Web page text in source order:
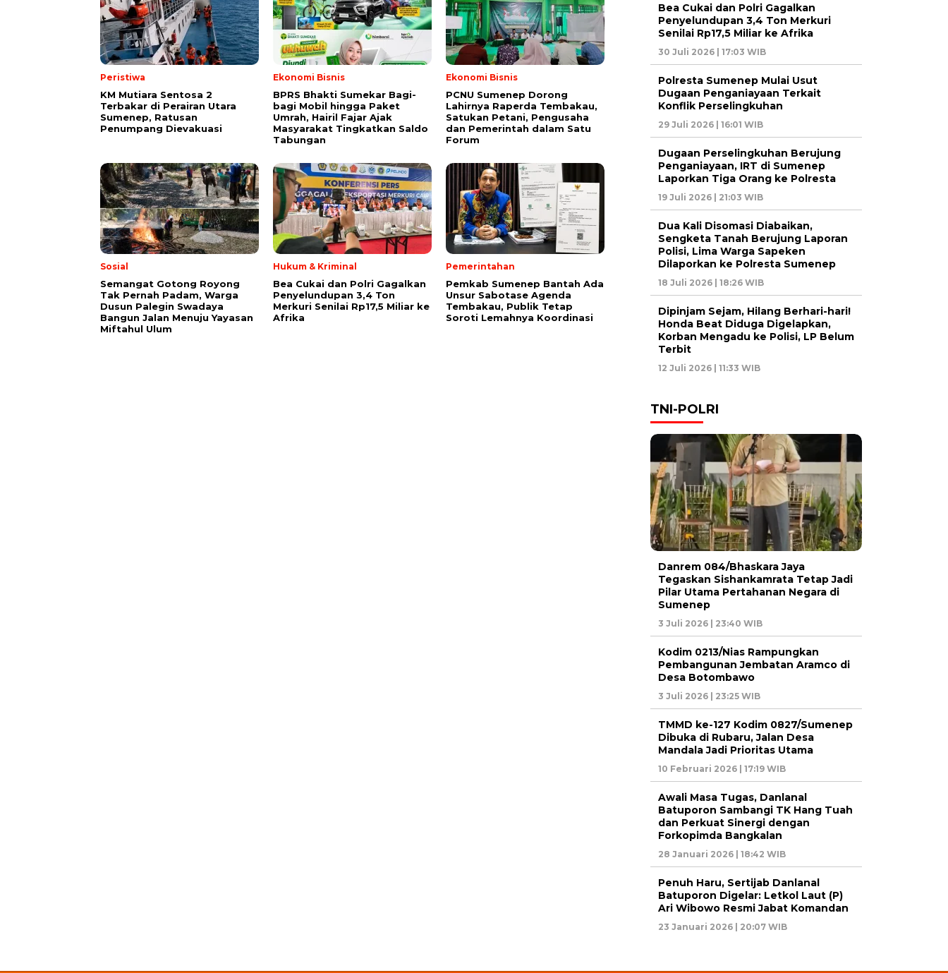
Peristiwa
KM Mutiara Sentosa 2
Terbakar di Perairan Utara
Sumenep, Ratusan
Penumpang Dievakuasi
Ekonomi Bisnis
BPRS Bhakti Sumekar Bagi-
bagi Mobil hingga Paket
Umrah, Hairil Fajar Ajak
Masyarakat Tingkatkan Saldo
Tabungan
Ekonomi Bisnis
PCNU Sumenep Dorong
Lahirnya Raperda Tembakau,
Satukan Petani, Pengusaha
dan Pemerintah dalam Satu
Forum
Sosial
Semangat Gotong Royong
Tak Pernah Padam, Warga
Dusun Palegin Swadaya
Bangun Jalan Menuju Yayasan
Miftahul Ulum
Hukum & Kriminal
Bea Cukai dan Polri Gagalkan
Penyelundupan 3,4 Ton
Merkuri Senilai Rp17,5 Miliar ke
Afrika
Pemerintahan
Pemkab Sumenep Bantah Ada
Unsur Sabotase Agenda
Tembakau, Publik Tetap
Soroti Lemahnya Koordinasi
Bea Cukai dan Polri Gagalkan
Penyelundupan 3,4 Ton Merkuri
Senilai Rp17,5 Miliar ke Afrika
30 Juli 2026 | 17:03 WIB
Polresta Sumenep Mulai Usut
Dugaan Penganiayaan Terkait
Konflik Perselingkuhan
29 Juli 2026 | 16:01 WIB
Dugaan Perselingkuhan Berujung
Penganiayaan, IRT di Sumenep
Laporkan Tiga Orang ke Polresta
19 Juli 2026 | 21:03 WIB
Dua Kali Disomasi Diabaikan,
Sengketa Tanah Berujung Laporan
Polisi, Lima Warga Sapeken
Dilaporkan ke Polresta Sumenep
18 Juli 2026 | 18:26 WIB
Dipinjam Sejam, Hilang Berhari-hari!
Honda Beat Diduga Digelapkan,
Korban Mengadu ke Polisi, LP Belum
Terbit
12 Juli 2026 | 11:33 WIB
TNI-POLRI
Danrem 084/Bhaskara Jaya
Tegaskan Sishankamrata Tetap Jadi
Pilar Utama Pertahanan Negara di
Sumenep
3 Juli 2026 | 23:40 WIB
Kodim 0213/Nias Rampungkan
Pembangunan Jembatan Aramco di
Desa Botombawo
3 Juli 2026 | 23:25 WIB
TMMD ke-127 Kodim 0827/Sumenep
Dibuka di Rubaru, Jalan Desa
Mandala Jadi Prioritas Utama
10 Februari 2026 | 17:19 WIB
Awali Masa Tugas, Danlanal
Batuporon Sambangi TK Hang Tuah
dan Perkuat Sinergi dengan
Forkopimda Bangkalan
28 Januari 2026 | 18:42 WIB
Penuh Haru, Sertijab Danlanal
Batuporon Digelar: Letkol Laut (P)
Ari Wibowo Resmi Jabat Komandan
23 Januari 2026 | 20:07 WIB